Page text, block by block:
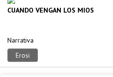
CUANDO VENGAN LOS MIOS
Narrativa
Erosi